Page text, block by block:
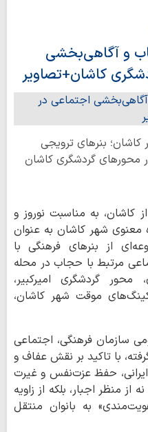
و آگاهی‌بخشی
کاشان+تصاویر
بنرهای ترویجی
گردشگری کاشان
کاشان، به مناسبت نوروز و
معنوی شهر کاشان به عنوان
از بنرهای فرهنگی با
مرتبط با حجاب در محله
محور گردشگری امیرکبیر،
موقت شهر کاشان،
سازمان فرهنگی، اجتماعی
با تاکید بر نقش عفاف و
ایرانی، حفظ عزت‌نفس و غیرت
منظر اجبار، بلکه از زاویه
به بانوان منتقل